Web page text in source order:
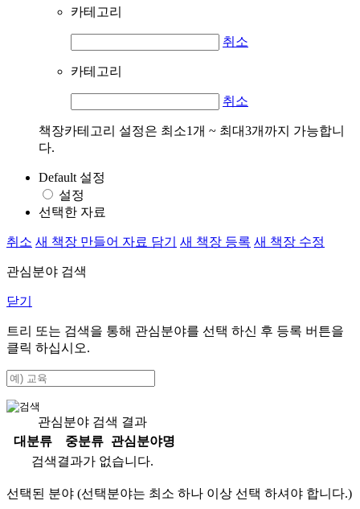
카테고리
취소
카테고리
취소
책장카테고리 설정은 최소1개 ~ 최대3개까지 가능합니
다.
Default 설정
설정
선택한 자료
취소 새 책장 만들어 자료 담기 새 책장 등록 새 책장 수정
관심분야 검색
닫기
트리 또는 검색을 통해 관심분야를 선택 하신 후 등록 버튼을
클릭 하십시오.
관심분야 검색 결과
대분류
중분류
관심분야명
검색결과가 없습니다.
선택된 분야 (선택분야는 최소 하나 이상 선택 하셔야 합니다.)